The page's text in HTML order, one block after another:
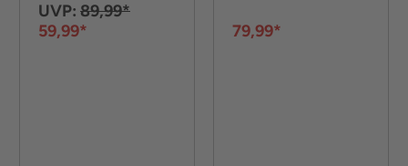
UVP: 89,99*
59,99*
79,99*